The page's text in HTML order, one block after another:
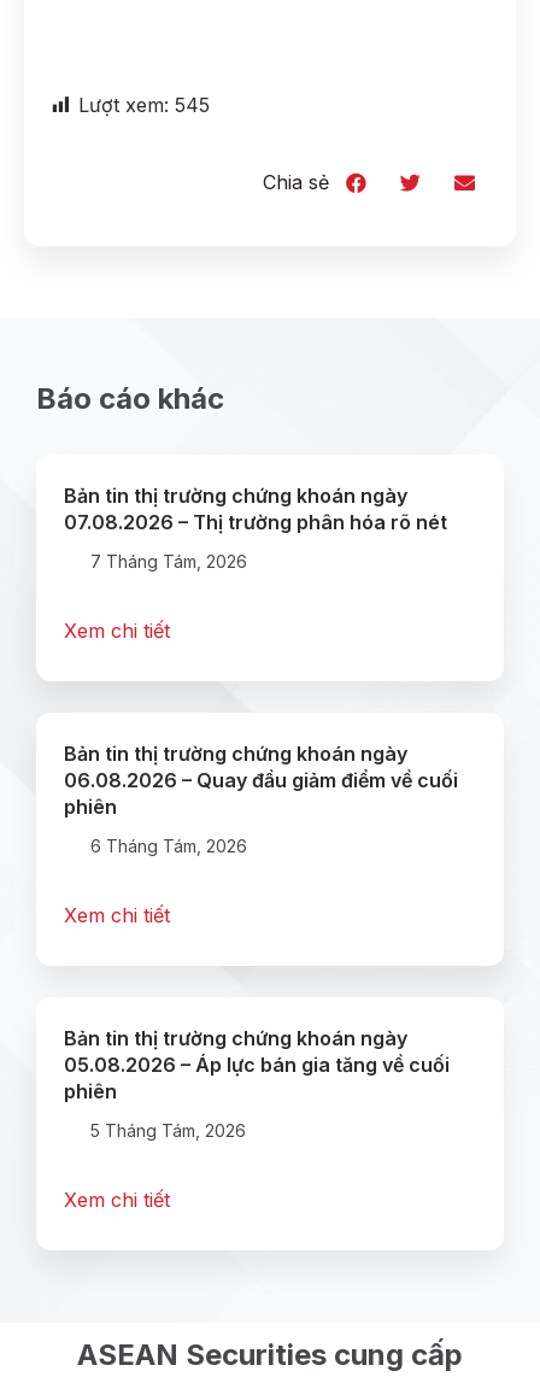
Lượt xem: 545
Chia sẻ
Báo cáo khác
Bản tin thị trường chứng khoán ngày
07.08.2026 – Thị trường phân hóa rõ nét
7 Tháng Tám, 2026
Xem chi tiết
Bản tin thị trường chứng khoán ngày
06.08.2026 – Quay đầu giảm điểm về cuối
phiên
6 Tháng Tám, 2026
Xem chi tiết
Bản tin thị trường chứng khoán ngày
05.08.2026 – Áp lực bán gia tăng về cuối
phiên
5 Tháng Tám, 2026
Xem chi tiết
ASEAN Securities cung cấp